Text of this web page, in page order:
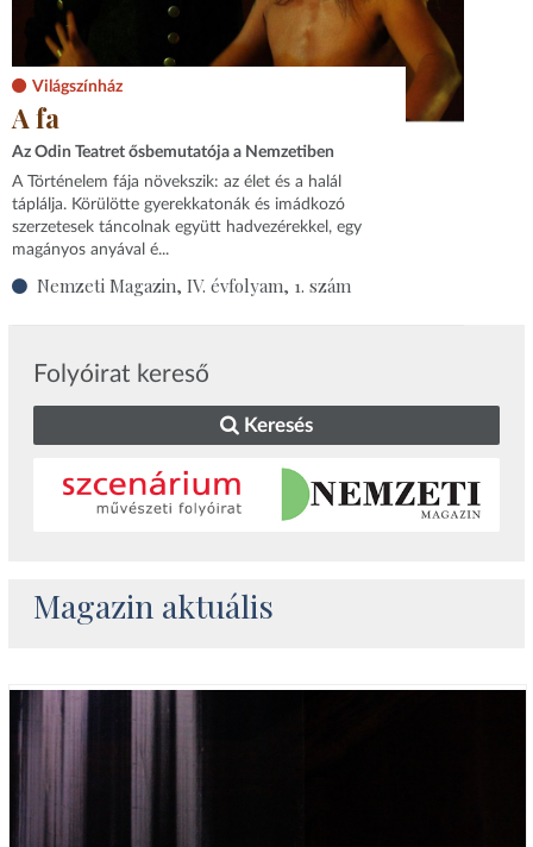
Világszínház
A fa
Az Odin Teatret ősbemutatója a Nemzetiben
A Történelem fája növekszik: az élet és a halál
táplálja. Körülötte gyerekkatonák és imádkozó
szerzetesek táncolnak együtt hadvezérekkel, egy
magányos anyával é...
Nemzeti Magazin, IV. évfolyam, 1. szám
Folyóirat kereső
Keresés
Magazin aktuális